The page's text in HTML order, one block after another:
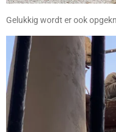
Gelukkig wordt er ook